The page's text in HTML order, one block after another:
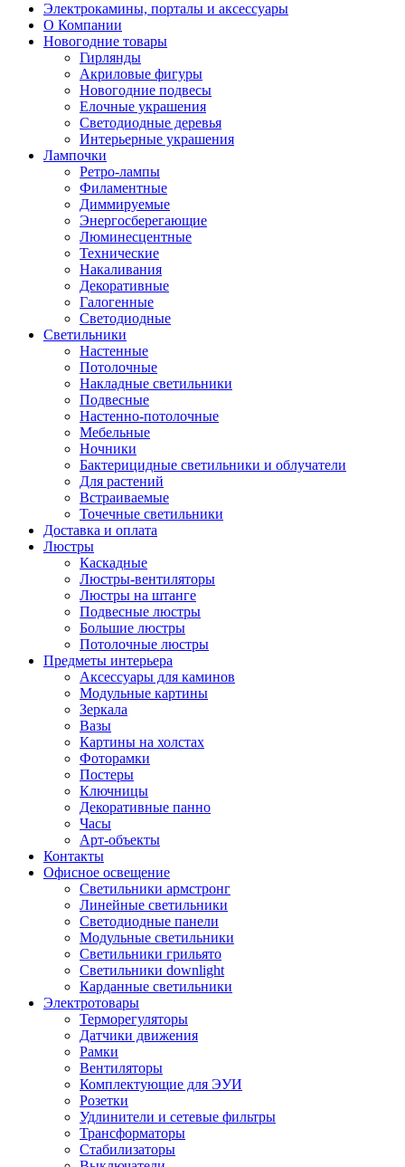
Электрокамины, порталы и аксессуары
О Компании
Новогодние товары
Гирлянды
Акриловые фигуры
Новогодние подвесы
Елочные украшения
Светодиодные деревья
Интерьерные украшения
Лампочки
Ретро-лампы
Филаментные
Диммируемые
Энергосберегающие
Люминесцентные
Технические
Накаливания
Декоративные
Галогенные
Светодиодные
Светильники
Настенные
Потолочные
Накладные светильники
Подвесные
Настенно-потолочные
Мебельные
Ночники
Бактерицидные светильники и облучатели
Для растений
Встраиваемые
Точечные светильники
Доставка и оплата
Люстры
Каскадные
Люстры-вентиляторы
Люстры на штанге
Подвесные люстры
Большие люстры
Потолочные люстры
Предметы интерьера
Аксессуары для каминов
Модульные картины
Зеркала
Вазы
Картины на холстах
Фоторамки
Постеры
Ключницы
Декоративные панно
Часы
Арт-объекты
Контакты
Офисное освещение
Светильники армстронг
Линейные светильники
Светодиодные панели
Модульные светильники
Светильники грильято
Светильники downlight
Карданные светильники
Электротовары
Терморегуляторы
Датчики движения
Рамки
Вентиляторы
Комплектующие для ЭУИ
Розетки
Удлинители и сетевые фильтры
Трансформаторы
Стабилизаторы